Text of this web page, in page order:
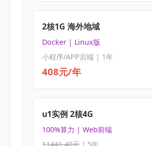
2核1G 海外地域
Docker | Linux版
小程序/APP后端 | 1年
408元/年
u1实例 2核4G
100%算力 | Web前端